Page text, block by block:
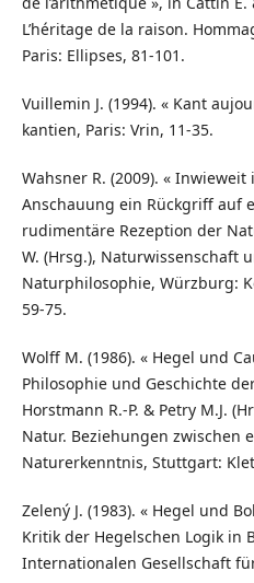
L’héritage de la raison.
Paris: Ellipses, 81-101.
Vuillemin J. (1994). « Kant
kantien, Paris: Vrin, 11-35.
Wahsner R. (2009). «
Anschauung ein Rückgriff auf
rudimentäre Rezeption der
W. (Hrsg.), Naturwissenschaft
Naturphilosophie, Würzburg:
59-75.
Wolff M. (1986). « Hegel und
Philosophie und Geschichte
Horstmann R.-P. & Petry M.J.
Natur. Beziehungen zwischen
Naturerkenntnis, Stuttgart:
Zelený J. (1983). « Hegel und
Kritik der Hegelschen Logik in
Internationalen Gesellschaft